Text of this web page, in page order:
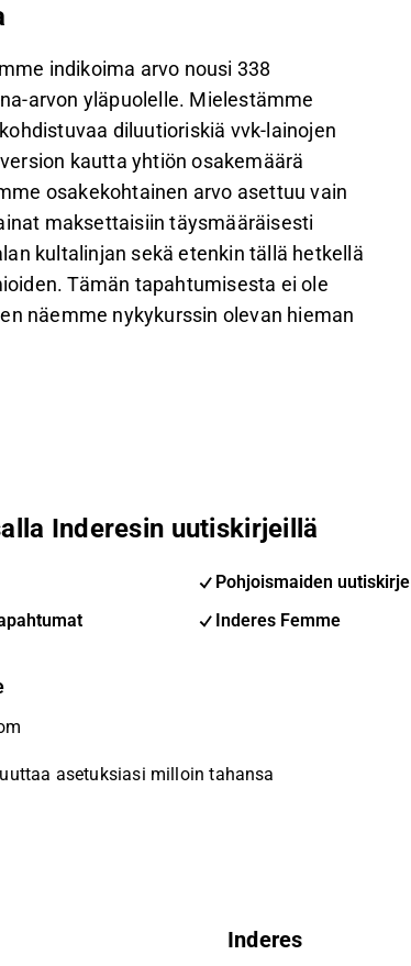
indikoima arvo nousi 338
arvon yläpuolelle. Mielestämme
diluutioriskiä vvk-lainojen
kautta yhtiön osakemäärä
osakekohtainen arvo asettuu vain
maksettaisiin täysmääräisesti
kultalinjan sekä etenkin tällä hetkellä
Tämän tapahtumisesta ei ole
näemme nykykurssin olevan hieman
Inderesin uutiskirjeillä
Pohjoismaiden uutiskirje
Inderes Femme
asetuksiasi milloin tahansa
Inderes